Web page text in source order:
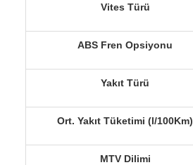
Vites Türü
ABS Fren Opsiyonu
Yakıt Türü
Ort. Yakıt Tüketimi (l/100Km)
MTV Dilimi